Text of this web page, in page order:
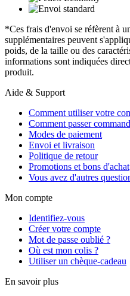
*Ces frais d'envoi se réfèrent à
supplémentaires peuvent
poids, de la taille ou des
informations sont indiquées
produit.
Aide & Support
Comment utiliser votre
Comment passer
Modes de paiement
Envoi et livraison
Politique de retour
Promotions et bons d'achat
Vous avez d'autres
Mon compte
Identifiez-vous
Créer votre compte
Mot de passe oublié ?
Où est mon colis ?
Utiliser un chèque-cadeau
En savoir plus